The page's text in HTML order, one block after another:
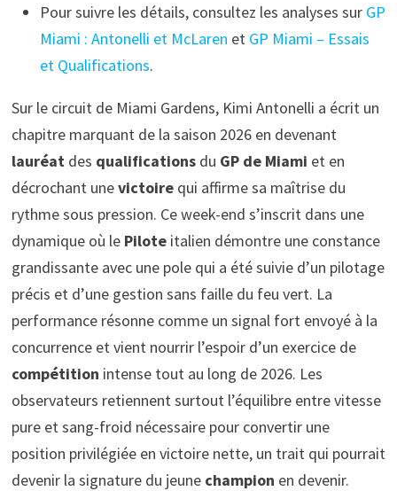
Pour suivre les détails, consultez les analyses sur GP
Miami : Antonelli et McLaren et GP Miami – Essais
et Qualifications.
Sur le circuit de Miami Gardens, Kimi Antonelli a écrit un
chapitre marquant de la saison 2026 en devenant
lauréatdes qualificationsdu GP de Miami et en
décrochant unevictoirequi affirme sa maîtrise du
rythme sous pression. Ce week-end s’inscrit dans une
dynamique où le Piloteitalien démontre une constance
grandissante avec une pole qui a été suivie d’un pilotage
précis et d’une gestion sans faille du feu vert. La
performance résonne comme un signal fort envoyé à la
concurrence et vient nourrir l’espoir d’un exercice de
compétition intense tout au long de 2026. Les
observateurs retiennent surtout l’équilibre entre vitesse
pure et sang-froid nécessaire pour convertir une
position privilégiée en victoire nette, un trait qui pourrait
devenir la signature du jeune champion en devenir.